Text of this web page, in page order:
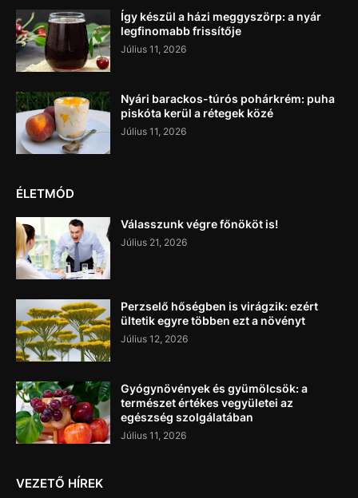
Így készül a házi meggyszörp: a nyár
legfinomabb frissítője
Július 11, 2026
Nyári barackos-túrós pohárkrém: puha
piskóta kerül a rétegek közé
Július 11, 2026
ÉLETMÓD
Válasszunk végre főnököt is!
Július 21, 2026
Perzselő hőségben is virágzik: ezért
ültetik egyre többen ezt a növényt
Július 12, 2026
Gyógynövények és gyümölcsök: a
természet értékes vegyületei az
egészség szolgálatában
Július 11, 2026
VEZETŐ HÍREK